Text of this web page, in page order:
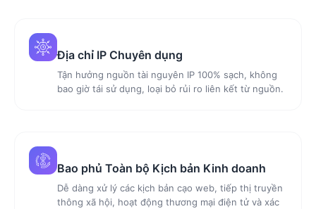
Địa chỉ IP Chuyên dụng
Tận hưởng nguồn tài nguyên IP 100% sạch, không
bao giờ tái sử dụng, loại bỏ rủi ro liên kết từ nguồn.
Bao phủ Toàn bộ Kịch bản Kinh doanh
Dễ dàng xử lý các kịch bản cạo web, tiếp thị truyền
thông xã hội, hoạt động thương mại điện tử và xác